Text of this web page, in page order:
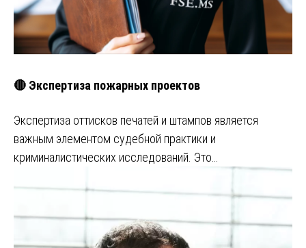
🔴 Экспертиза пожарных проектов
Экспертиза оттисков печатей и штампов является
важным элементом судебной практики и
криминалистических исследований. Это…